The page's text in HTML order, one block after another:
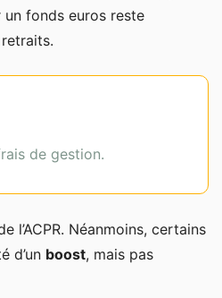
un fonds euros reste
de gestion.
l’ACPR. Néanmoins, certains
d’un boost, mais pas